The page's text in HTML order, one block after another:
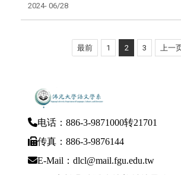
2024- 06/28
最前 1 2 3 上一
电话：886-3-9871000转21701
传真：886-3-9876144
E-Mail：dlcl@mail.fgu.edu.tw